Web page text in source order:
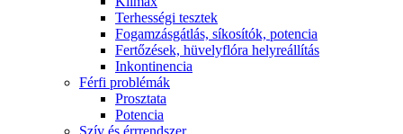
Terhességi tesztek
Fogamzásgátlás, síkosítók, potencia
Fertőzések, hüvelyflóra helyreállítás
Inkontinencia
Férfi problémák
Prosztata
Potencia
Szív és érrrendszer